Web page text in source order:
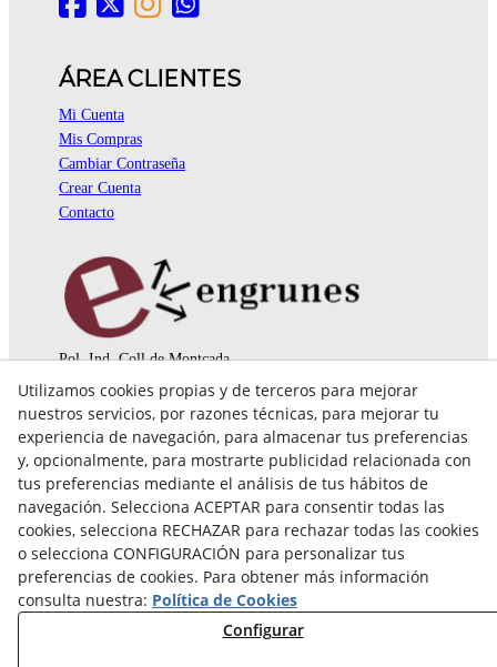
ÁREA CLIENTES
Mi Cuenta
Mis Compras
Cambiar Contraseña
Crear Cuenta
Contacto
Pol. Ind. Coll de Montcada
08110 Montcada i Reixac (Barcelona)
935 829 999
engrunes@engrunes.org
Utilizamos cookies propias y de terceros para mejorar
nuestros servicios, por razones técnicas, para mejorar tu
experiencia de navegación, para almacenar tus preferencias
y, opcionalmente, para mostrarte publicidad relacionada con
tus preferencias mediante el análisis de tus hábitos de
navegación. Selecciona ACEPTAR para consentir todas las
cookies, selecciona RECHAZAR para rechazar todas las cookies
o selecciona CONFIGURACIÓN para personalizar tus
preferencias de cookies. Para obtener más información
consulta nuestra: Política de Cookies
Configurar